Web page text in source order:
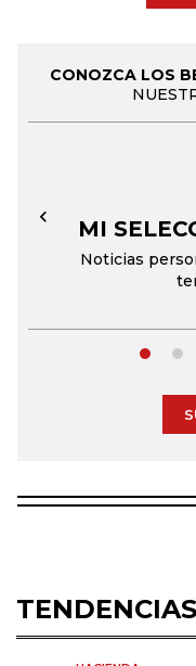
CONOZCA LOS
MI
Noticias
←
TENDENCIAS